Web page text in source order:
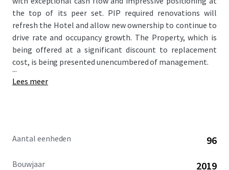
the top of its peer set. PIP required renovations will
refresh the Hotel and allow new ownership to continue to
drive rate and occupancy growth. The Property, which is
being offered at a significant discount to replacement
cost, is being presented unencumbered of management.
...
Lees meer
Aantal eenheden 96
Bouwjaar 2019